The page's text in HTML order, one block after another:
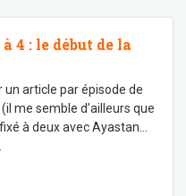
4 : le début de la
un article par épisode de
me semble d’ailleurs que
à deux avec Ayastan…